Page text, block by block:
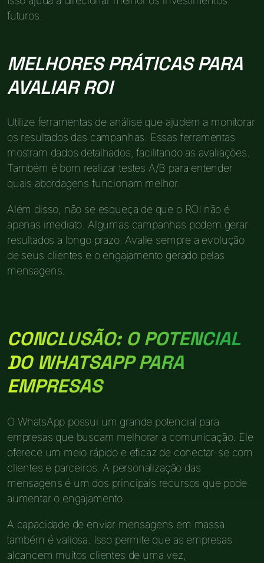
futuros.
MELHORES PRÁTICAS PARA
AVALIAR ROI
Utilize ferramentas de análise que ajudem a monitorar
os resultados das campanhas. Essas ferramentas
mostram dados detalhados, facilitando as avaliações.
Também é bom realizar testes A/B para entender
quais abordagens funcionam melhor.
Além disso, não se esqueça de que o ROI não é
apenas imediato. Algumas campanhas podem gerar
resultados a longo prazo. Avalie sempre a evolução
de seus clientes e o engajamento gerado pelas
mensagens.
CONCLUSÃO: O POTENCIAL
DO WHATSAPP PARA
EMPRESAS
O WhatsApp possui um grande potencial para
empresas que buscam melhorar a comunicação. Ele
oferece um meio rápido e eficaz de conectar-se com
clientes e parceiros. A personalização das
mensagens é um dos principais recursos que pode
aumentar o engajamento.
A capacidade de enviar mensagens em massa
também é valiosa. Isso permite que as empresas
alcancem muitos clientes de uma vez,